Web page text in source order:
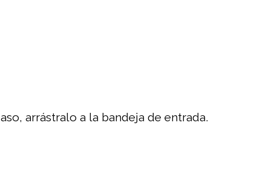
arrástralo a la bandeja de entrada.